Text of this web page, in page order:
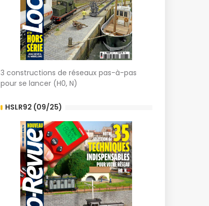
3 constructions de réseaux pas-à-pas
pour se lancer (H0, N)
HSLR92 (09/25)